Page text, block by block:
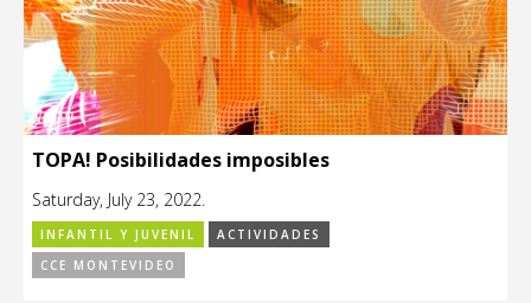
TOPA! Posibilidades imposibles
Saturday, July 23, 2022.
INFANTIL Y JUVENIL
ACTIVIDADES
CCE MONTEVIDEO